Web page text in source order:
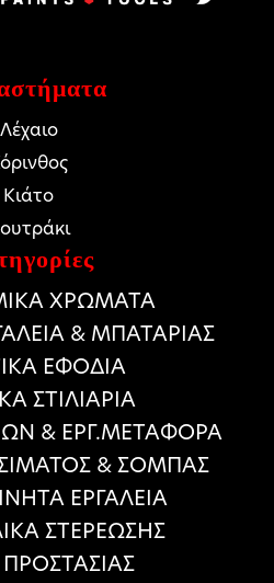
Λέχαιο
Κιάτο
ΧΡΩΜΑΤΑ
& ΜΠΑΤΑΡΙΑΣ
ΕΦΟΔΙΑ
ΣΤΙΛΙΑΡΙΑ
& ΕΡΓ.ΜΕΤΑΦΟΡΑ
& ΣΟΜΠΑΣ
ΕΡΓΑΛΕΙΑ
ΣΤΕΡΕΩΣΗΣ
ΠΡΟΣΤΑΣΙΑΣ